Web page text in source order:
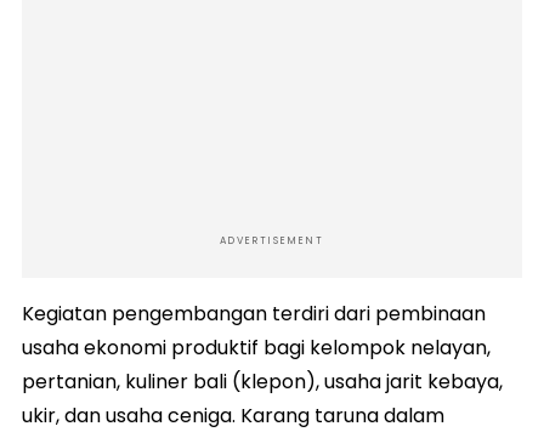
ADVERTISEMENT
Kegiatan pengembangan terdiri dari pembinaan
usaha ekonomi produktif bagi kelompok nelayan,
pertanian, kuliner bali (klepon), usaha jarit kebaya,
ukir, dan usaha ceniga. Karang taruna dalam